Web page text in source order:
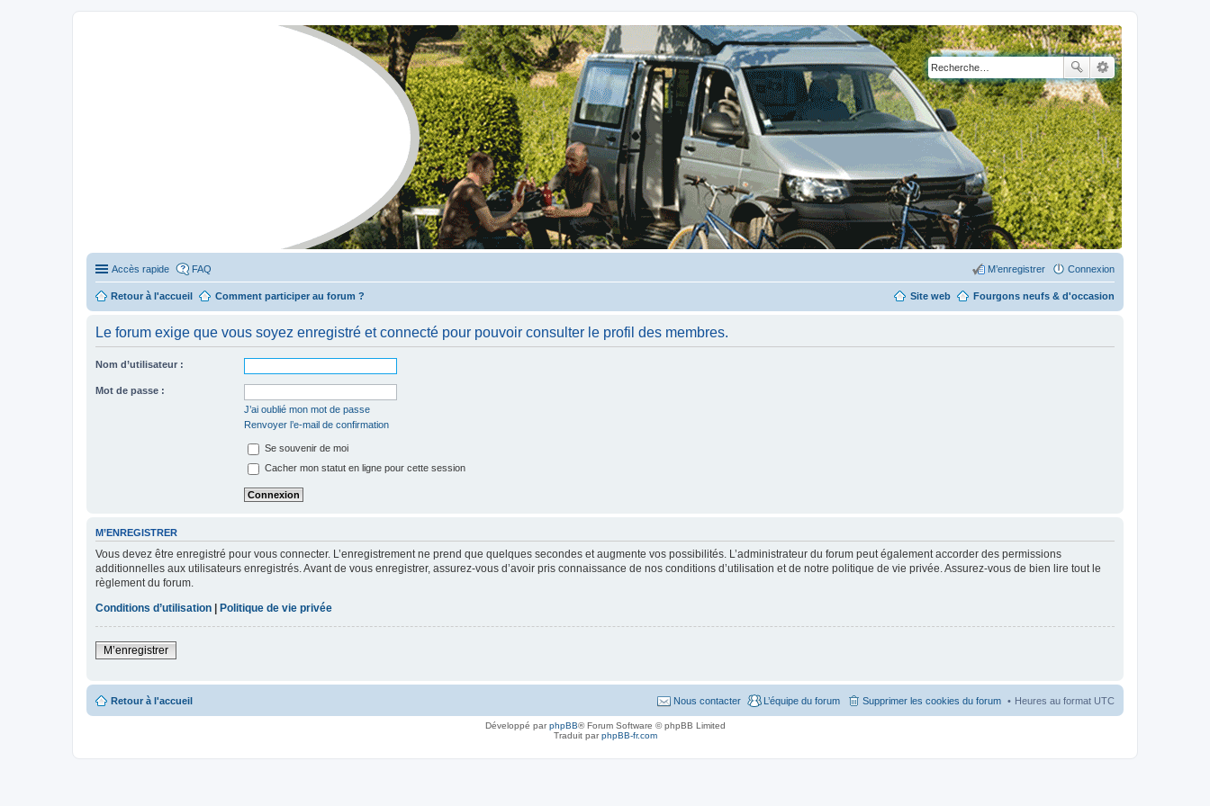
Stylevan - Vans aménagés
Accès rapide FAQ Connexion
M’enregistrer
Retour à l'accueil Comment participer au forum ? Fourgons neufs & d'occasion
Site web
Le forum exige que vous soyez enregistré et connecté pour pouvoir consulter le profil des membres.
Nom d’utilisateur :
Mot de passe :
J’ai oublié mon mot de passe
Renvoyer l’e-mail de confirmation
Se souvenir de moi
Cacher mon statut en ligne pour cette session
M’ENREGISTRER
Vous devez être enregistré pour vous connecter. L’enregistrement ne prend que quelques secondes et augmente vos possibilités. L’administrateur du forum peut également accorder des permissions
additionnelles aux utilisateurs enregistrés. Avant de vous enregistrer, assurez-vous d’avoir pris connaissance de nos conditions d’utilisation et de notre politique de vie privée. Assurez-vous de bien lire tout le
règlement du forum.
Conditions d’utilisation | Politique de vie privée
M’enregistrer
Retour à l'accueil Heures au format UTC
Supprimer les cookies du forum
L’équipe du forum
Nous contacter
Développé parphpBB® Forum Software © phpBB Limited
Traduit parphpBB-fr.com